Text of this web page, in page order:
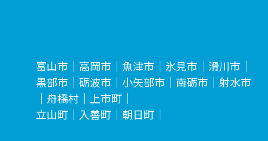
富山市｜高岡市｜魚津市｜氷見市｜滑川市｜
黒部市｜砺波市｜小矢部市｜南砺市｜射水市
｜舟橋村｜上市町｜
立山町｜入善町｜朝日町｜